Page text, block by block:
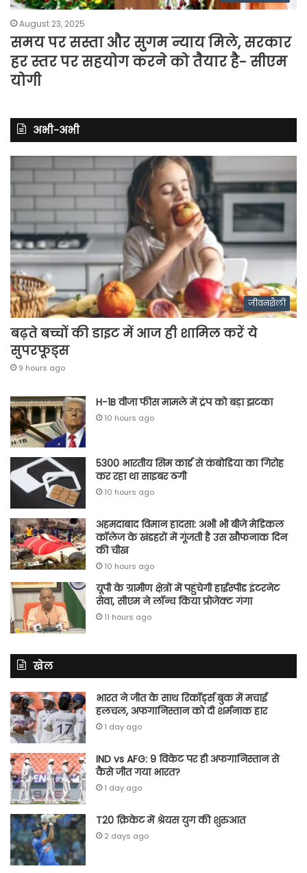
August 23, 2025
समय पर सस्ता और सुगम न्याय मिले, सरकार
हर स्तर पर सहयोग करने को तैयार है- सीएम
योगी
अभी-अभी
जीवनशैली
बढ़ते बच्चों की डाइट में आज ही शामिल करें ये
सुपरफूड्स
9 hours ago
H-1B वीजा फीस मामले में ट्रंप को बड़ा झटका
10 hours ago
5300 भारतीय सिम कार्ड से कंबोडिया का गिरोह
कर रहा था साइबर ठगी
10 hours ago
अहमदाबाद विमान हादसा: अभी भी बीजे मेडिकल
कॉलेज के खंडहरों में गूंजती है उस खौफनाक दिन
की चीख
10 hours ago
यूपी के ग्रामीण क्षेत्रों में पहुंचेगी हाईस्पीड इंटरनेट
सेवा, सीएम ने लॉन्च किया प्रोजेक्ट गंगा
11 hours ago
खेल
भारत ने जीत के साथ रिकॉर्ड्स बुक में मचाई
हलचल, अफगानिस्तान को दी शर्मनाक हार
1 day ago
IND vs AFG: 9 विकेट पर ही अफगानिस्तान से
कैसे जीत गया भारत?
1 day ago
T20 क्रिकेट में श्रेयस युग की शुरुआत
2 days ago